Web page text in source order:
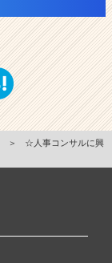
＞
☆人事コンサルに興